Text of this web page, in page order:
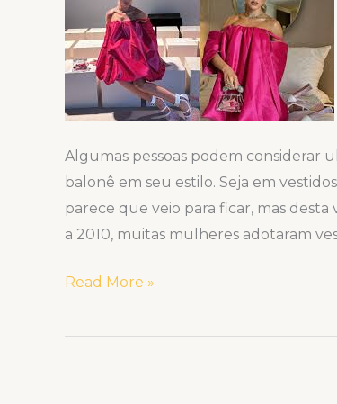
Algumas pessoas podem considerar
balonê em seu estilo. Seja em
parece que veio para ficar, mas
a 2010, muitas mulheres adotaram
BALONÊ
EM
2024
Read More »